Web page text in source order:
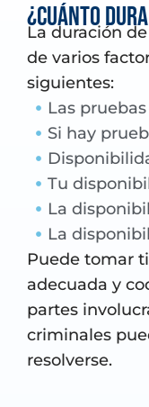
¿Cuánto
La duración
de varios
siguientes:
Las
Si hay
Tu
La
La
Puede tomar
adecuada y
partes
criminales
resolverse.